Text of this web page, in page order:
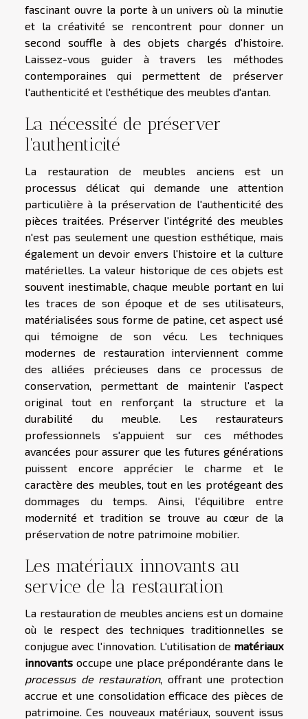
fascinant ouvre la porte à un univers où la minutie
et la créativité se rencontrent pour donner un
second souffle à des objets chargés d'histoire.
Laissez-vous guider à travers les méthodes
contemporaines qui permettent de préserver
l'authenticité et l'esthétique des meubles d'antan.
La nécessité de préserver
l'authenticité
La restauration de meubles anciens est un
processus délicat qui demande une attention
particulière à la préservation de l'authenticité des
pièces traitées. Préserver l'intégrité des meubles
n'est pas seulement une question esthétique, mais
également un devoir envers l'histoire et la culture
matérielles. La valeur historique de ces objets est
souvent inestimable, chaque meuble portant en lui
les traces de son époque et de ses utilisateurs,
matérialisées sous forme de patine, cet aspect usé
qui témoigne de son vécu. Les techniques
modernes de restauration interviennent comme
des alliées précieuses dans ce processus de
conservation, permettant de maintenir l'aspect
original tout en renforçant la structure et la
durabilité du meuble. Les restaurateurs
professionnels s'appuient sur ces méthodes
avancées pour assurer que les futures générations
puissent encore apprécier le charme et le
caractère des meubles, tout en les protégeant des
dommages du temps. Ainsi, l'équilibre entre
modernité et tradition se trouve au cœur de la
préservation de notre patrimoine mobilier.
Les matériaux innovants au
service de la restauration
La restauration de meubles anciens est un domaine
où le respect des techniques traditionnelles se
conjugue avec l'innovation. L'utilisation de matériaux
innovants occupe une place prépondérante dans le
processus de restauration, offrant une protection
accrue et une consolidation efficace des pièces de
patrimoine. Ces nouveaux matériaux, souvent issus